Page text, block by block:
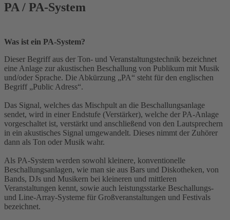
PA / PA-System
Was ist ein PA-System?
Dieser Begriff aus der Ton- und Veranstaltungstechnik bezeichnet
eine Anlage zur akustischen Beschallung von Publikum mit Musik
und/oder Sprache. Die Abkürzung „PA“ steht für den englischen
Begriff „Public Adress“.
Das Signal, welches das Mischpult an die Beschallungsanlage
sendet, wird in einer Endstufe (Verstärker), welche der PA-Anlage
vorgeschaltet ist, verstärkt und anschließend von den Lautsprechern
in ein akustisches Signal umgewandelt. Dieses nimmt der Zuhörer
dann als Ton oder Musik wahr.
Als PA-System werden sowohl kleinere, konventionelle
Beschallungsanlagen, wie man sie aus Bars und Diskotheken, von
Bands, DJs und Musikern bei kleineren und mittleren
Veranstaltungen kennt, sowie auch leistungsstarke Beschallungs-
und Line-Array-Systeme für Großveranstaltungen und Festivals
bezeichnet.